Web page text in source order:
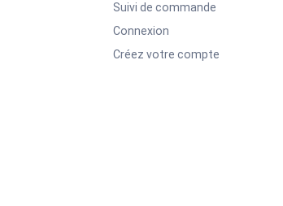
Suivi de commande
Connexion
Créez votre compte